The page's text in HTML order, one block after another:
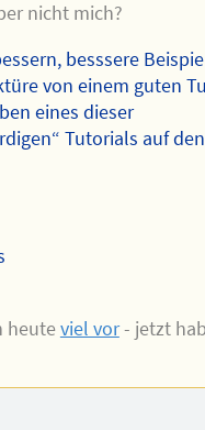
nicht mich?
besssere
von einem guten
eines dieser
Tutorials auf
heuteviel vor- jetzt